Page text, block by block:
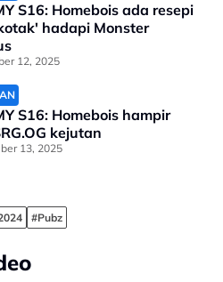
S16: Homebois ada resepi
hadapi Monster
12, 2025
S16: Homebois hampir
kejutan
13, 2025
#Pubz